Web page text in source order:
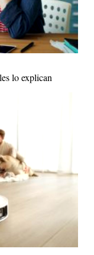
lo explican